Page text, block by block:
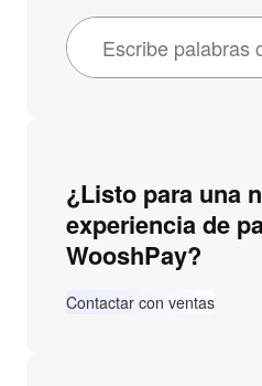
¿Listo para una
experiencia de
WooshPay?
Contactar con ventas